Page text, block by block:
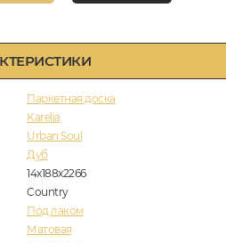
Паркетная доска
Karelia
Urban Soul
Дуб
14x188x2266
Country
Под лаком
Матовая